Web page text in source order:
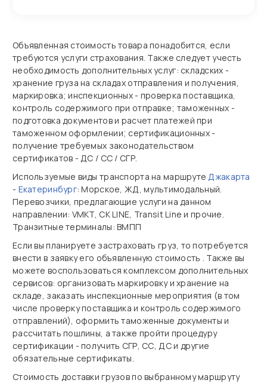
Объявленная стоимость товара понадобится, если
требуются услуги страхования. Также следует учесть
необходимость дополнительных услуг: складских -
хранение груза на складах отправления и получения,
маркировка; инспекционных - проверка поставщика,
контроль содержимого при отправке; таможенных -
подготовка документов и расчет платежей при
таможенном оформлении; сертификационных -
получение требуемых законодательством
сертификатов - ДС / СС / СГР.
Используемые виды транспорта на маршрутеДжакарта
- Екатеринбург: Морское, ЖД, мультимодальный.
Перевозчики, предлагающие услуги на данном
направлении: VMKT, CK LINE, Transit Line и прочие.
Транзитные терминалы: ВМПП
Если вы планируете застраховать груз, то потребуется
внести в заявку его объявленную стоимость . Также вы
можете воспользоваться комплексом дополнительных
сервисов: организовать маркировку и хранение на
складе, заказать инспекционные мероприятия (в том
числе проверку поставщика и контроль содержимого
отправлений), оформить таможенные документы и
рассчитать пошлины, а также пройти процедуру
сертификации - получить СГР, СС, ДС и другие
обязательные сертификаты.
Стоимость доставки грузов по выбранному маршруту